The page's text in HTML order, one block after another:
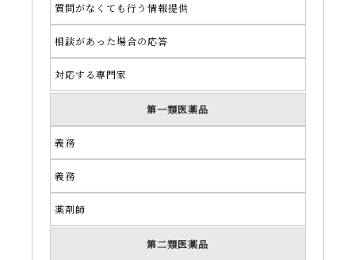
質問がなくても行う情報提供
相談があった場合の応答
対応する専門家
第一類医薬品
義務
義務
薬剤師
第二類医薬品